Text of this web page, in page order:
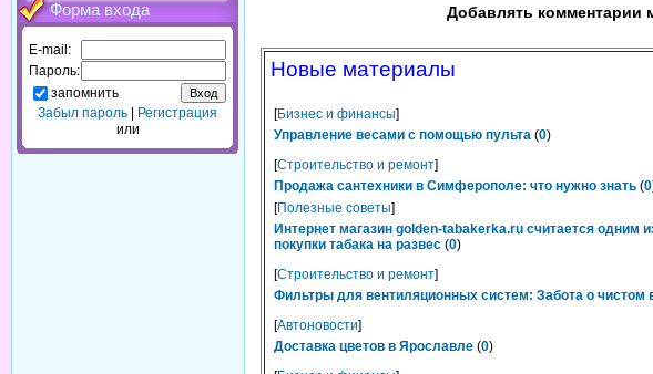
Форма входа
E-mail:
Пароль:
запомнить
Забыл пароль
Регистрация
или
Добавлять комментарии
Новые материалы
[Бизнес и финансы]
Управление весами с помощью пульта (0)
[Строительство и ремонт]
Продажа сантехники в Симферополе: что нужно знать (0
[Полезные советы]
Интернет магазин golden-tabakerka.ru считается одним
покупки табака на развес (0)
[Строительство и ремонт]
Фильтры для вентиляционных систем: Забота о чистом
[Автоновости]
Доставка цветов в Ярославле (0)